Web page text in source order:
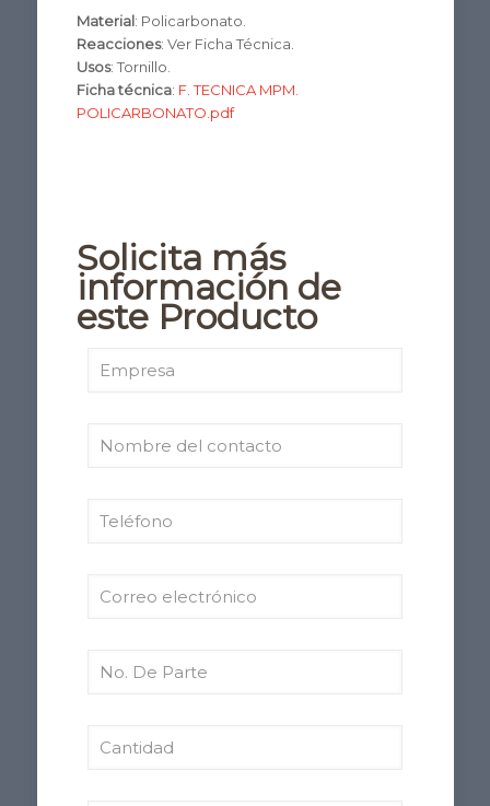
Material: Policarbonato.
Reacciones: Ver Ficha Técnica.
Usos: Tornillo.
Ficha técnica: F. TECNICA MPM.
POLICARBONATO.pdf
Solicita más
información de
este Producto